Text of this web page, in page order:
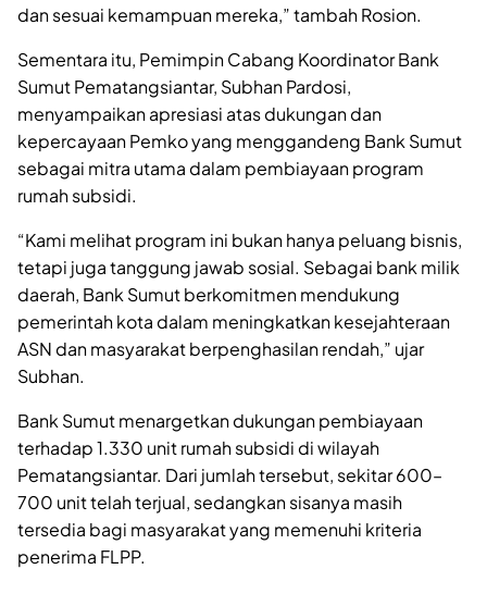
dan sesuai kemampuan mereka,” tambah Rosion.
Sementara itu, Pemimpin Cabang Koordinator Bank
Sumut Pematangsiantar, Subhan Pardosi,
menyampaikan apresiasi atas dukungan dan
kepercayaan Pemko yang menggandeng Bank Sumut
sebagai mitra utama dalam pembiayaan program
rumah subsidi.
“Kami melihat program ini bukan hanya peluang bisnis,
tetapi juga tanggung jawab sosial. Sebagai bank milik
daerah, Bank Sumut berkomitmen mendukung
pemerintah kota dalam meningkatkan kesejahteraan
ASN dan masyarakat berpenghasilan rendah,” ujar
Subhan.
Bank Sumut menargetkan dukungan pembiayaan
terhadap 1.330 unit rumah subsidi di wilayah
Pematangsiantar. Dari jumlah tersebut, sekitar 600–
700 unit telah terjual, sedangkan sisanya masih
tersedia bagi masyarakat yang memenuhi kriteria
penerima FLPP.